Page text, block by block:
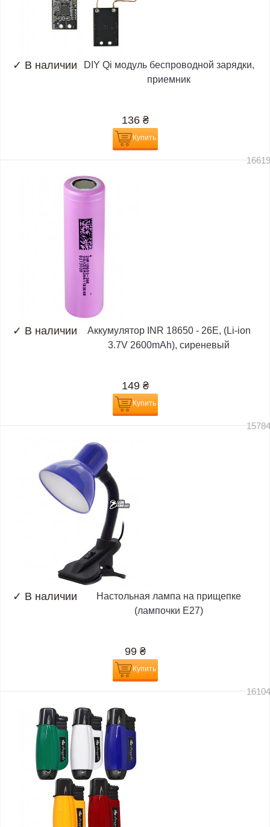
✓ В наличии
DIY Qi модуль беспроводной зарядки,
приемник
136 ₴
Купить
✓ В наличии
Аккумулятор INR 18650 - 26E, (Li-ion
3.7V 2600mAh), сиреневый
149 ₴
Купить
✓ В наличии
Настольная лампа на прищепке
(лампочки E27)
99 ₴
Купить